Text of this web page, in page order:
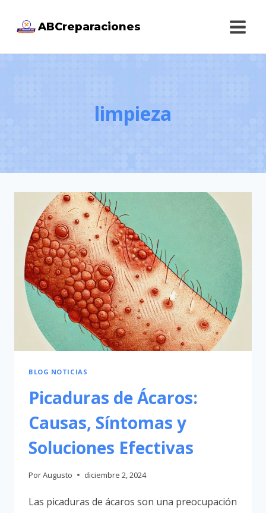
ABCreparaciones
limpieza
BLOG NOTICIAS
Picaduras de Ácaros:
Causas, Síntomas y
Soluciones Efectivas
PorAugusto diciembre 2, 2024
Las picaduras de ácaros son una preocupación